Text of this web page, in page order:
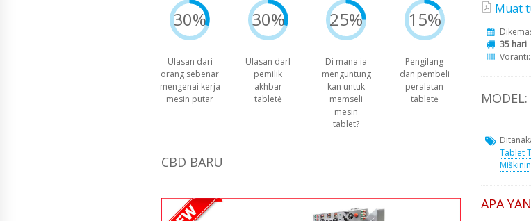
30%
Ulasan dari
orang sebenar
mengenai kerja
mesin putar
30%
Ulasan darI
pemilik
akhbar
tabletė
25%
Di mana ia
menguntung
kan untuk
memseli
mesin
tablet?
15%
Pengilang
dan pembeli
peralatan
tabletė
CBD BARU
Muat
35 hari
Voranti:
MODEL:
Tablet
APA